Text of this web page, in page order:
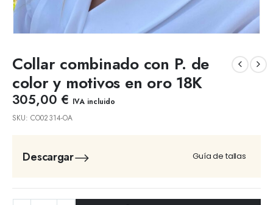
Collar combinado con P. de
color y motivos en oro 18K
305,00 € IVA incluido
SKU:CO02314-OA
Descargar Guía de tallas